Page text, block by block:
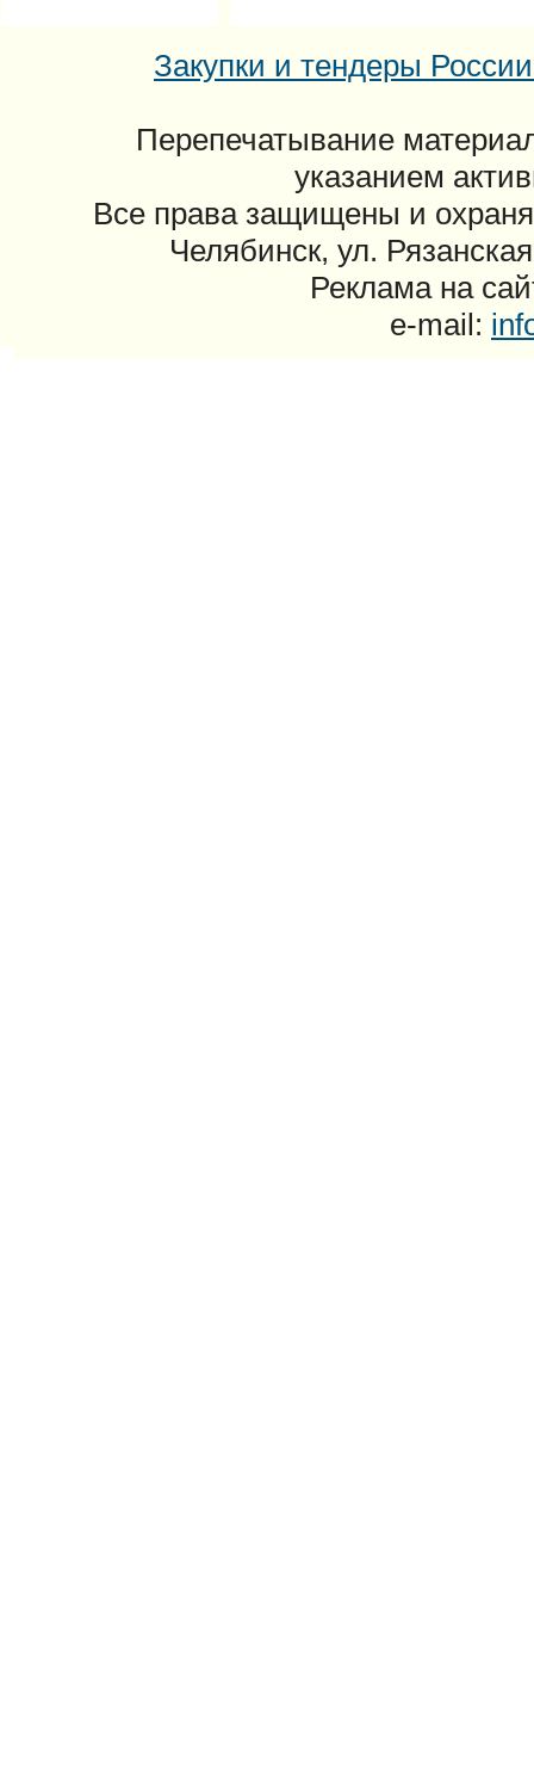
Закупки и тендеры
Перепечатывание
указанием
Все права защищены и
Челябинск, ул.
Реклама на
e-mail: